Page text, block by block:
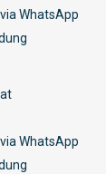
WhatsApp
WhatsApp